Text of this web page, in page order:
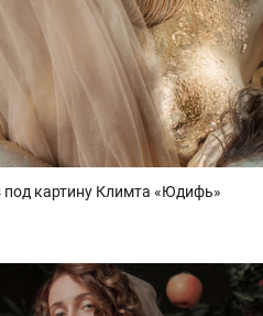
под картину Климта «Юдифь»